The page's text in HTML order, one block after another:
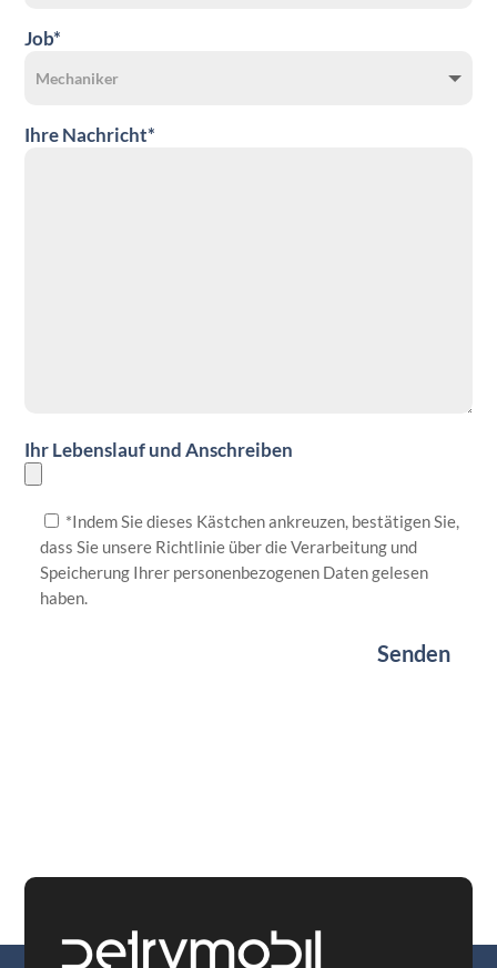
Job*
Ihre Nachricht*
Ihr Lebenslauf und Anschreiben
*Indem Sie dieses Kästchen ankreuzen, bestätigen Sie,
dass Sie unsere Richtlinie über die Verarbeitung und
Speicherung Ihrer personenbezogenen Daten gelesen
haben.
Senden